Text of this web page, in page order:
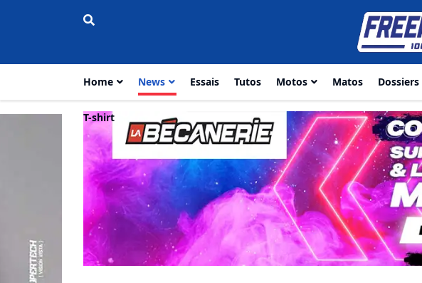
Home News Essais Tutos Motos Matos Dossiers
T-shirt